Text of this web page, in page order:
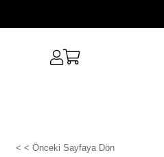
< < Önceki Sayfaya Dön